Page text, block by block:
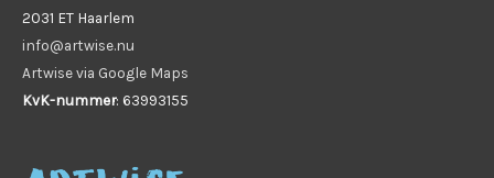
2031 ET Haarlem
info@artwise.nu
Artwise via Google Maps
KvK-nummer: 63993155